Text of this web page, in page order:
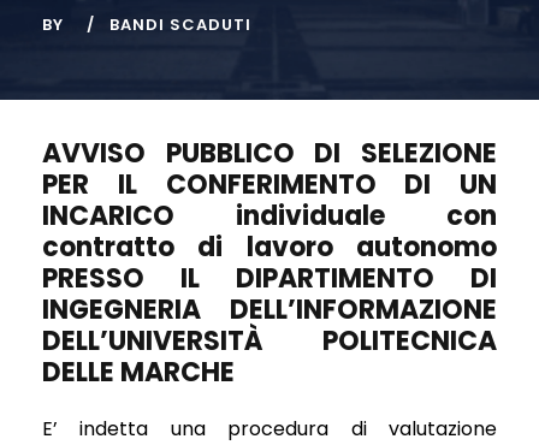
BY BANDI SCADUTI
AVVISO PUBBLICO DI SELEZIONE
PER IL CONFERIMENTO DI UN
INCARICO individuale con
contratto di lavoro autonomo
PRESSO IL DIPARTIMENTO DI
INGEGNERIA DELL’INFORMAZIONE
DELL’UNIVERSITÀ POLITECNICA
DELLE MARCHE
E’ indetta una procedura di valutazione